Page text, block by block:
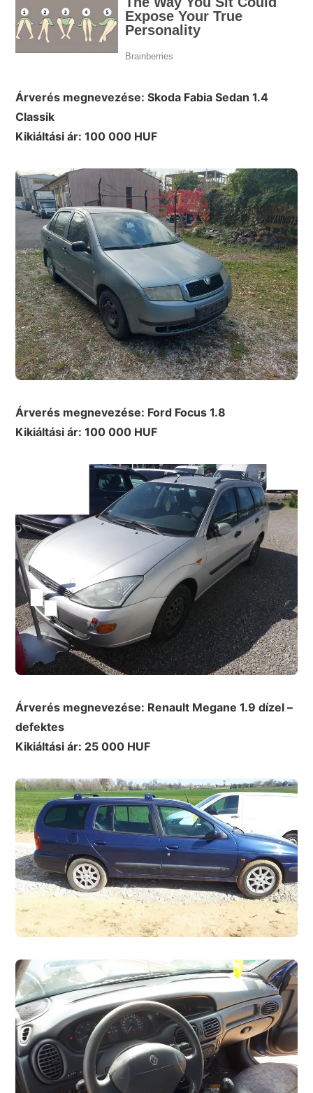
Árverés megnevezése: Skoda Fabia Sedan 1.4
Classik
Kikiáltási ár: 100 000 HUF
Árverés megnevezése: Ford Focus 1.8
Kikiáltási ár: 100 000 HUF
Árverés megnevezése: Renault Megane 1.9 dízel –
defektes
Kikiáltási ár: 25 000 HUF